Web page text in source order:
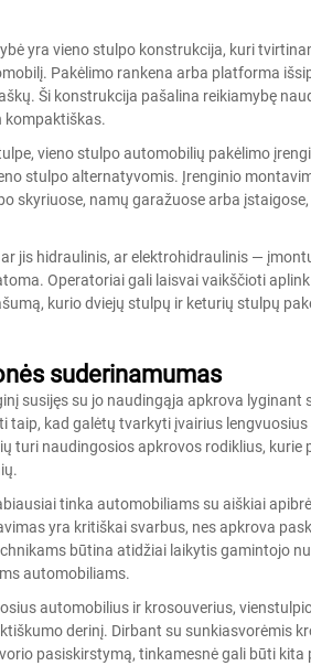
yra vieno stulpo konstrukcija, kuri
Pakėlimo rankena arba platforma
Ši konstrukcija pašalina reikiamybę
kompaktiškas.
vieno stulpo automobilių pakėlimo
stulpo alternatyvomis. Įrenginio
skyriuose, namų garažuose arba
jis hidraulinis, ar elektrohidraulinis —
Operatoriai gali laisvai vaikščioti
kurio dviejų stulpų ir keturių stulpų
suderinamumas
susijęs su jo naudingąja apkrova lyginant
taip, kad galėtų tvarkyti įvairius
turi naudingosios apkrovos rodiklius, kurie
tinka automobiliams su aiškiai
yra kritiškai svarbus, nes apkrova
būtina atidžiai laikytis gamintojo
automobiliams.
automobilius ir krosouverius,
derinį. Dirbant su sunkiasvorėmis
pasiskirstymą, tinkamesnė gali būti kita